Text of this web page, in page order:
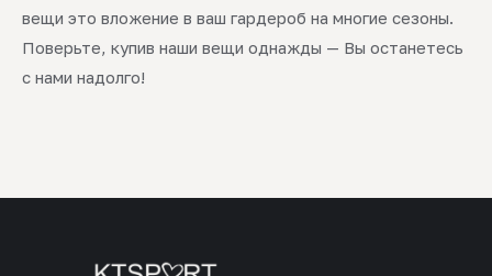
вещи это вложение в ваш гардероб на многие сезоны.
Поверьте, купив наши вещи однажды — Вы останетесь
с нами надолго!